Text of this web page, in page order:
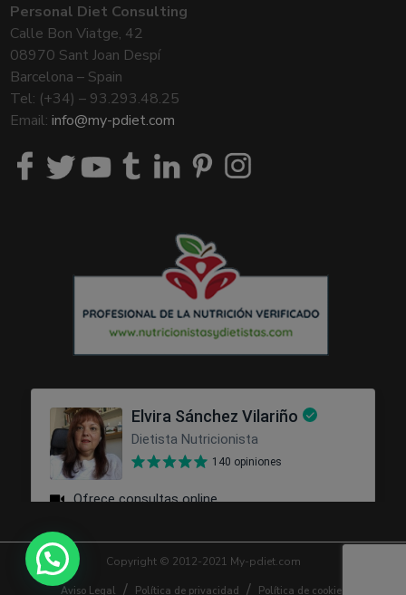
Personal Diet Consulting
Calle Bon Viatge, 42
08970 Sant Joan Despí
Barcelona – Spain
Tel: (+34) – 93.293.48.25
Email:info@my-pdiet.com
Copyright © 2012-2021 My-pdiet.com
Aviso Legal Política de privacidad Política de cookies